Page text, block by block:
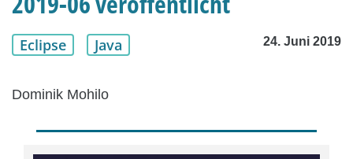
Eclipse Java 24. Juni 2019
Dominik Mohilo